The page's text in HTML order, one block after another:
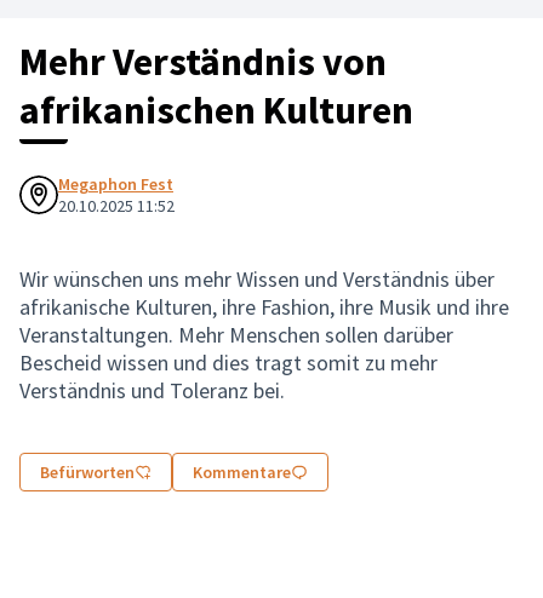
Mehr Verständnis von
afrikanischen Kulturen
Megaphon Fest
20.10.2025 11:52
Wir wünschen uns mehr Wissen und Verständnis über
afrikanische Kulturen, ihre Fashion, ihre Musik und ihre
Veranstaltungen. Mehr Menschen sollen darüber
Bescheid wissen und dies tragt somit zu mehr
Verständnis und Toleranz bei.
Befürworten Kommentare